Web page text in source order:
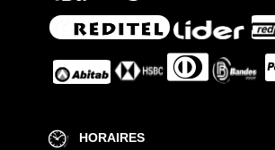
HORAIRES